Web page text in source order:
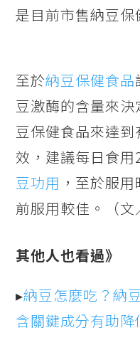
是目前市售納豆保
至於納豆保健食品
豆激酶的含量來
豆保健食品來達
效，建議每日食
豆功用 ，至於服
前服用較佳。（文
其他人也看過》
▸納豆怎麼吃？納
含關鍵成分有助降